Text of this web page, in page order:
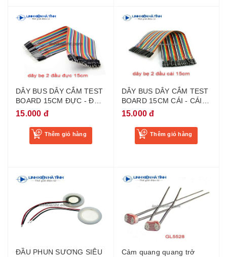
DÂY BUS DÂY CẮM TEST
BOARD 15CM ĐỰC - ĐỰC
(40 sợi)
15.000 đ
Thêm giỏ hàng
DÂY BUS DÂY CẮM TEST
BOARD 15CM CÁI - CÁI
(40 sợi)
15.000 đ
Thêm giỏ hàng
ĐẦU PHUN SƯƠNG SIÊU
Cảm quang quang trở